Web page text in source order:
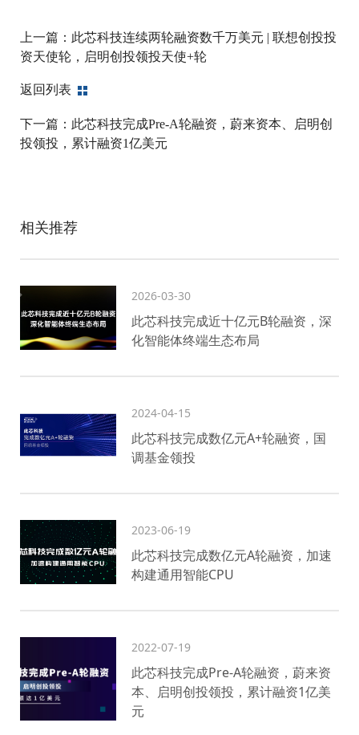
上一篇： 此芯科技连续两轮融资数千万美元 | 联想创投投
资天使轮，启明创投领投天使+轮
返回列表
下一篇： 此芯科技完成Pre-A轮融资，蔚来资本、启明创
投领投，累计融资1亿美元
相关推荐
2026-03-30
此芯科技完成近十亿元B轮融资，深
化智能体终端生态布局
2024-04-15
此芯科技完成数亿元A+轮融资，国
调基金领投
2023-06-19
此芯科技完成数亿元A轮融资，加速
构建通用智能CPU
2022-07-19
此芯科技完成Pre-A轮融资，蔚来资
本、启明创投领投，累计融资1亿美
元